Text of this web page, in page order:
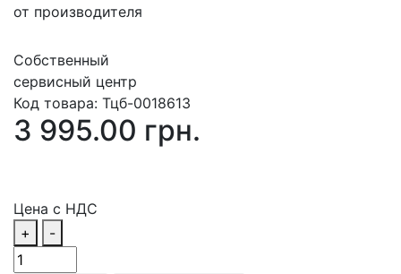
от производителя
Собственный
сервисный центр
Код товара: Тцб-0018613
3 995.00 грн.
Цена с НДС
+
-